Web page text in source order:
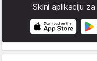
Skini aplikaciju